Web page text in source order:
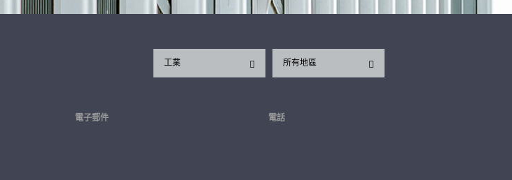
所有地區
工業
電子郵件 電話